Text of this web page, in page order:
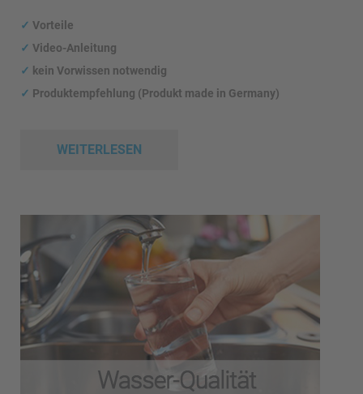
✓ Vorteile
✓ Video-Anleitung
✓ kein Vorwissen notwendig
✓ Produktempfehlung (Produkt made in Germany)
WEITERLESEN